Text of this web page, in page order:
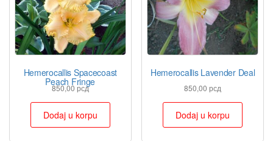
Hemerocallis Spacecoast
Peach Fringe
850,00 рсд
Dodaj u korpu
Hemerocallis Lavender Deal
850,00рсд
Dodaj u korpu